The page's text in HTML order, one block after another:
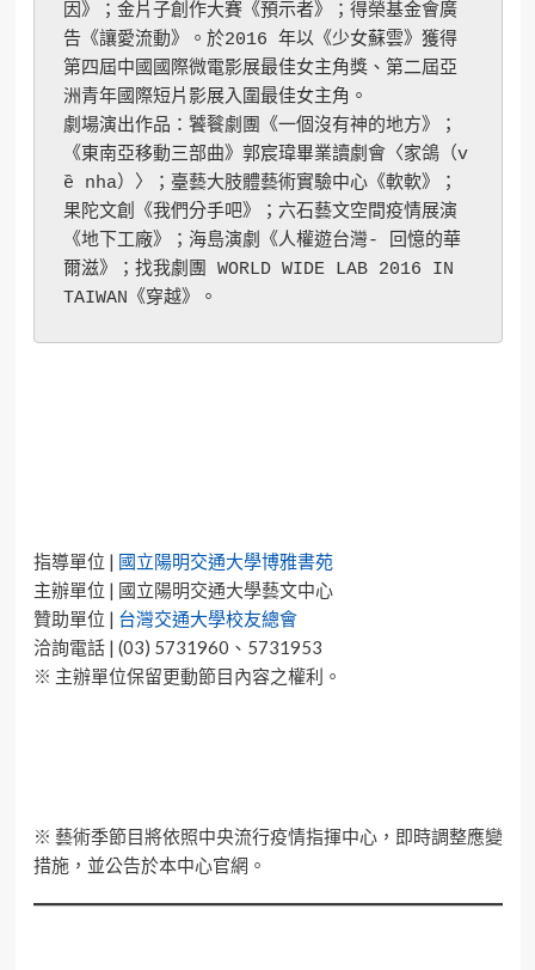
因》；金片子創作大賽《預示者》；得榮基金會廣
告《讓愛流動》。於2016 年以《少女蘇雲》獲得
第四屆中國國際微電影展最佳女主角獎、第二屆亞
洲青年國際短片影展入圍最佳女主角。
劇場演出作品：饕餮劇團《一個沒有神的地方》；
《東南亞移動三部曲》郭宸瑋畢業讀劇會〈家鴿（v
ề nha）〉；臺藝大肢體藝術實驗中心《軟軟》；
果陀文創《我們分手吧》；六石藝文空間疫情展演
《地下工廠》；海島演劇《人權遊台灣- 回憶的華
爾滋》；找我劇團 WORLD WIDE LAB 2016 IN
TAIWAN《穿越》。
指導單位 | 國立陽明交通大學博雅書苑
主辦單位 | 國立陽明交通大學藝文中心
贊助單位 | 台灣交通大學校友總會
洽詢電話 | (03) 5731960、5731953
※ 主辦單位保留更動節目內容之權利。
※ 藝術季節目將依照中央流行疫情指揮中心，即時調整應變
措施，並公告於本中心官網。